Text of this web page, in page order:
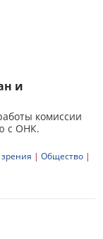
и
комиссии
с ОНК.
| Общество |